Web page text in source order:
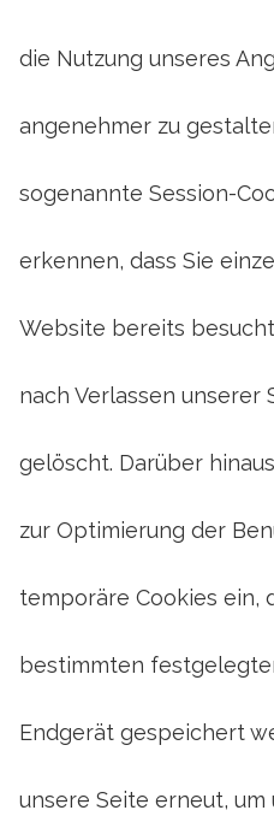
die Nutzung unseres
angenehmer zu
sogenannte Session-
erkennen, dass Sie
Website bereits
nach Verlassen unserer
gelöscht. Darüber
zur Optimierung der
temporäre Cookies ein,
bestimmten
Endgerät gespeichert
unsere Seite erneut, um